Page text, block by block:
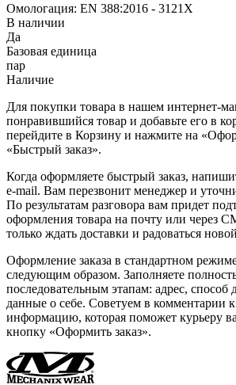
Омологация: EN 388:2016 - 3121X
В наличии
Да
Базовая единица
пар
Наличие
Для покупки товара в нашем интернет-
понравившийся товар и добавьте его в
перейдите в Корзину и нажмите на
«Быстрый заказ».
Когда оформляете быстрый заказ,
e-mail. Вам перезвонит менеджер и
По результатам разговора вам придет
оформления товара на почту или через
только ждать доставки и радоваться
Оформление заказа в стандартном
следующим образом. Заполняете
последовательным этапам: адрес, способ
данные о себе. Советуем в комментарии к
информацию, которая поможет курьеру
кнопку «Оформить заказ».